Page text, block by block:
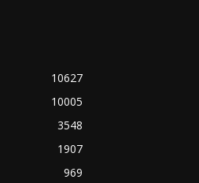
10627
10005
3548
1907
969